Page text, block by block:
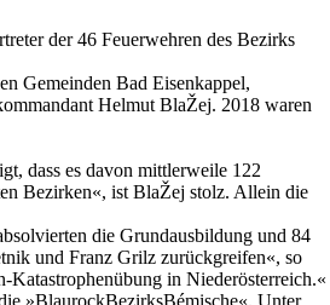
der 46 Feuerwehren des Bezirks
Gemeinden Bad Eisenkappel,
Helmut BlaŽej. 2018 waren
dass es davon mittlerweile 122
Bezirken«, ist BlaŽej stolz. Allein die
die Grundausbildung und 84
und Franz Grilz zurückgreifen«, so
in Niederösterreich.«
»BlaurockBezirksBémische«. Unter